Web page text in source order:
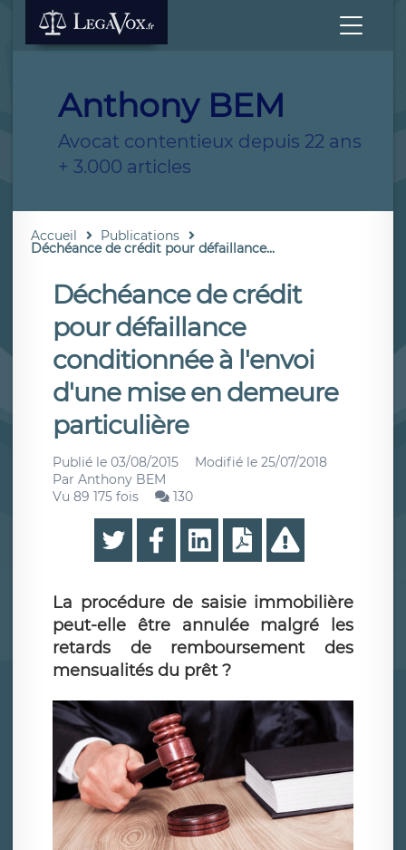
Anthony BEM
Avocat contentieux depuis 22 ans
+ 3.000 articles
Accueil Publications
Déchéance de crédit pour défaillance...
Déchéance de crédit
pour défaillance
conditionnée à l'envoi
d'une mise en demeure
particulière
Publié le 03/08/2015 Modifié le 25/07/2018
Par Anthony BEM
Vu 89 175 fois
130
La procédure de saisie immobilière
peut-elle être annulée malgré les
retards de remboursement des
mensualités du prêt ?